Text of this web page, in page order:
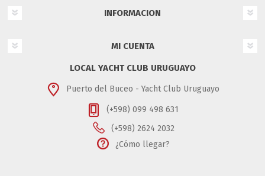
INFORMACION
MI CUENTA
LOCAL YACHT CLUB URUGUAYO
Puerto del Buceo - Yacht Club Uruguayo
(+598) 099 498 631
(+598) 2624 2032
¿Cómo llegar?